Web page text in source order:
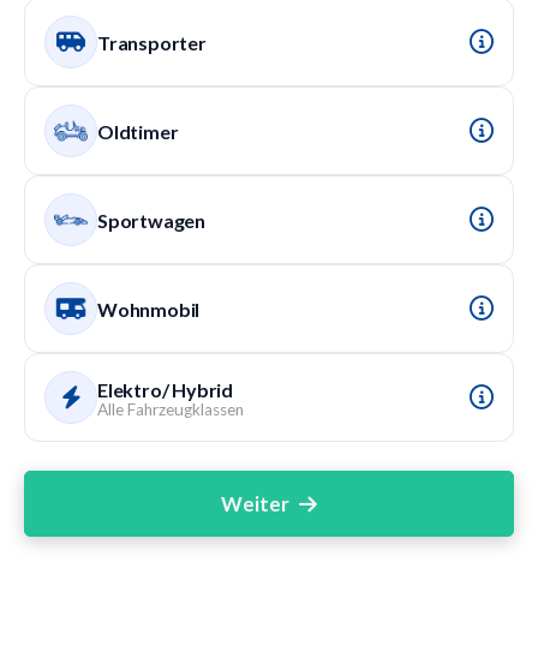
Transporter
Oldtimer
Sportwagen
Wohnmobil
Elektro/ Hybrid
Alle Fahrzeugklassen
Weiter